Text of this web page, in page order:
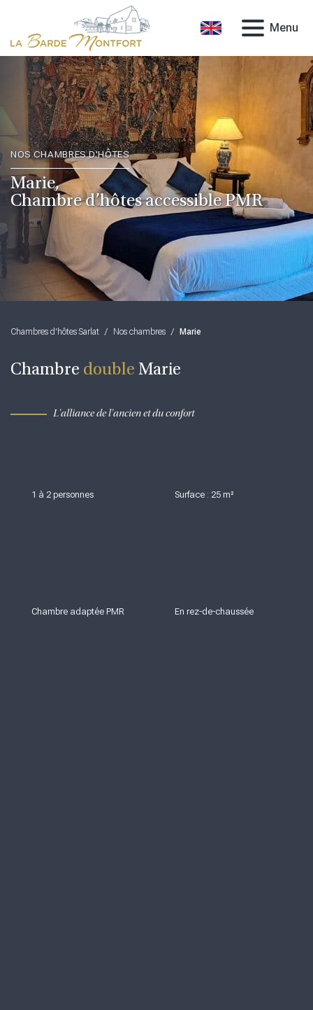
Menu
NOS CHAMBRES D'HÔTES
Marie,
Chambre d’hôtes accessible PMR
Chambres d'hôtes Sarlat / Nos chambres / Marie
Chambre double Marie
L'alliance de l'ancien et du confort
1 à 2 personnes Surface : 25 m²
Chambre adaptée PMR En rez-de-chaussée